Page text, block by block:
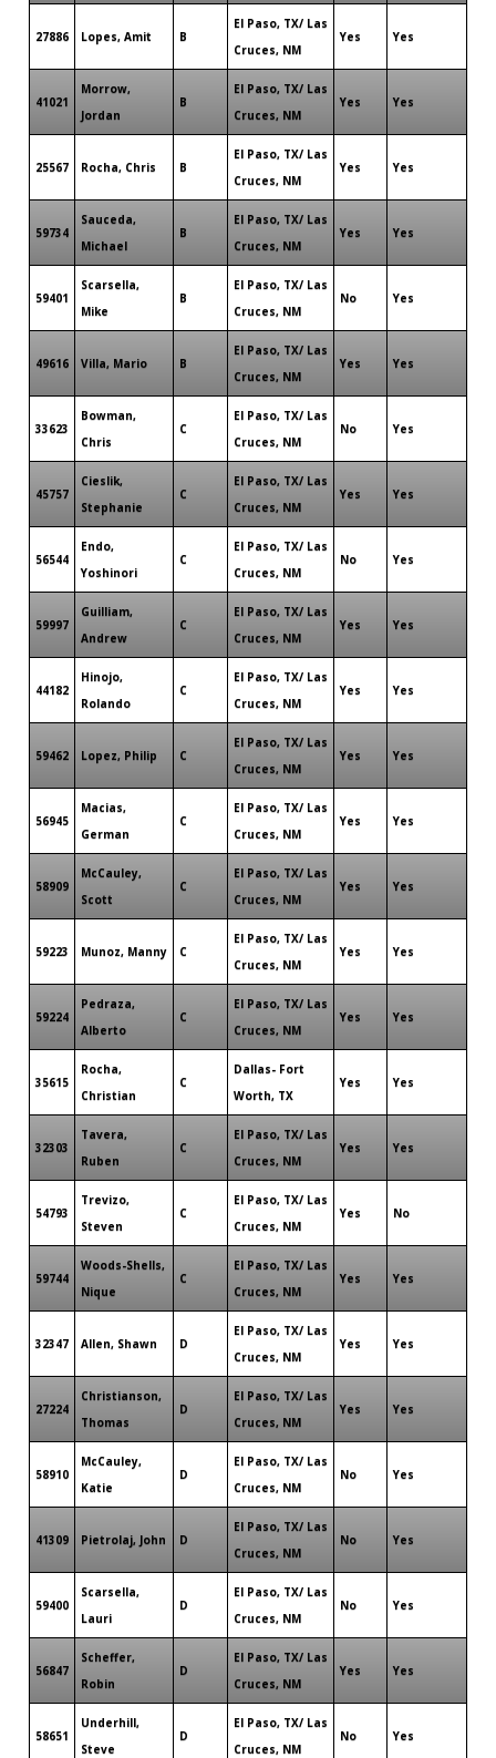
27886 Lopes, Amit B
El Paso, TX/ Las
Cruces, NM
Yes Yes
41021
Morrow,
Jordan
B
El Paso, TX/ Las
Cruces, NM
Yes Yes
25567 Rocha, Chris B
El Paso, TX/ Las
Cruces, NM
Yes Yes
59734
Sauceda,
Michael
B
El Paso, TX/ Las
Cruces, NM
Yes Yes
59401
Scarsella,
Mike
B
El Paso, TX/ Las
Cruces, NM
No Yes
49616 Villa, Mario B
El Paso, TX/ Las
Cruces, NM
Yes Yes
33623
Bowman,
Chris
C
El Paso, TX/ Las
Cruces, NM
No Yes
45757
Cieslik,
Stephanie
C
El Paso, TX/ Las
Cruces, NM
Yes Yes
56544
Endo,
Yoshinori
C
El Paso, TX/ Las
Cruces, NM
No Yes
59997
Guilliam,
Andrew
C
El Paso, TX/ Las
Cruces, NM
Yes Yes
44182
Hinojo,
Rolando
C
El Paso, TX/ Las
Cruces, NM
Yes Yes
59462 Lopez, Philip C
El Paso, TX/ Las
Cruces, NM
Yes Yes
56945
Macias,
German
C
El Paso, TX/ Las
Cruces, NM
Yes Yes
58909
McCauley,
Scott
C
El Paso, TX/ Las
Cruces, NM
Yes Yes
59223 Munoz, Manny C
El Paso, TX/ Las
Cruces, NM
Yes Yes
59224
Pedraza,
Alberto
C
El Paso, TX/ Las
Cruces, NM
Yes Yes
35615
Rocha,
Christian
C
Dallas- Fort
Worth, TX
Yes Yes
32303
Tavera,
Ruben
C
El Paso, TX/ Las
Cruces, NM
Yes Yes
54793
Trevizo,
Steven
C
El Paso, TX/ Las
Cruces, NM
Yes No
59744
Woods-Shells,
Nique
C
El Paso, TX/ Las
Cruces, NM
Yes Yes
32347 Allen, Shawn D
El Paso, TX/ Las
Cruces, NM
Yes Yes
27224
Christianson,
Thomas
D
El Paso, TX/ Las
Cruces, NM
Yes Yes
58910
McCauley,
Katie
D
El Paso, TX/ Las
Cruces, NM
No Yes
41309 Pietrolaj, John D
El Paso, TX/ Las
Cruces, NM
No Yes
59400
Scarsella,
Lauri
D
El Paso, TX/ Las
Cruces, NM
No Yes
56847
Scheffer,
Robin
D
El Paso, TX/ Las
Cruces, NM
Yes Yes
58651
Underhill,
Steve
D
El Paso, TX/ Las
Cruces, NM
No Yes